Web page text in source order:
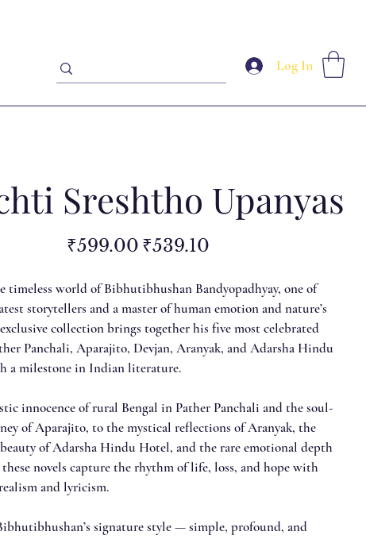
Log In
Sreshtho Upanyas
Original
price
₹599.00
Sale
price
₹539.10
timeless world of Bibhutibhushan Bandyopadhyay, one of
storytellers and a master of human emotion and nature’s
collection brings together his five most celebrated
Panchali, Aparajito, Devjan, Aranyak, and Adarsha Hindu
a milestone in Indian literature.
innocence of rural Bengal in Pather Panchali and the soul-
of Aparajito, to the mystical reflections of Aranyak, the
of Adarsha Hindu Hotel, and the rare emotional depth
novels capture the rhythm of life, loss, and hope with
and lyricism.
signature style — simple, profound, and